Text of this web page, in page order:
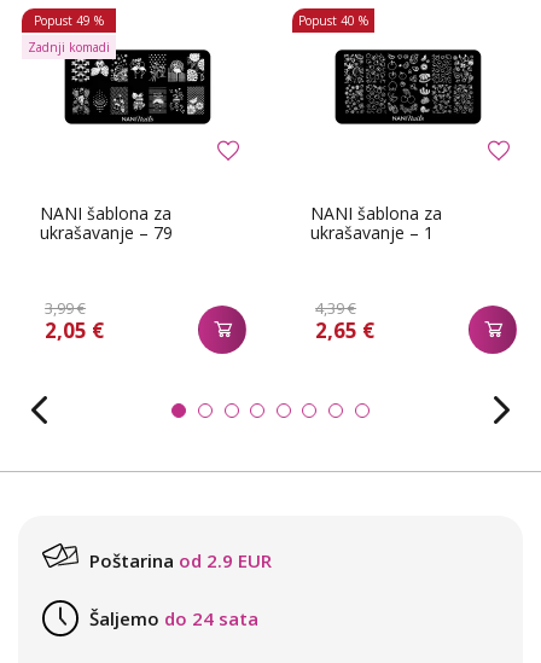
NANI šablona za
ukrašavanje – 79
3,99 €
2,05 €
Popust 49 %
Zadnji komadi
NANI šablona za
ukrašavanje – 1
4,39 €
2,65 €
Popust 40 %
Poštarina od 2.9 EUR
Šaljemo do 24 sata